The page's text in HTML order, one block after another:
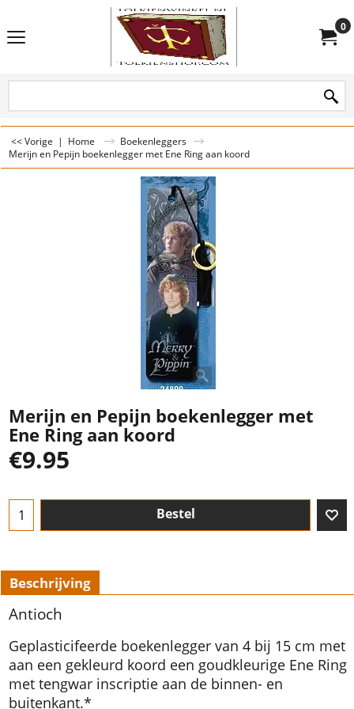
0
<< Vorige | Home
Boekenleggers
Merijn en Pepijn boekenlegger met Ene Ring aan koord
Merijn en Pepijn boekenlegger met
Ene Ring aan koord
€9.95
Bestel
Beschrijving
Antioch
Geplasticifeerde boekenlegger van 4 bij 15 cm met
aan een gekleurd koord een goudkleurige Ene Ring
met tengwar inscriptie aan de binnen- en
buitenkant.*